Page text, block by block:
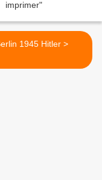
Berlin 1945 Hitler >